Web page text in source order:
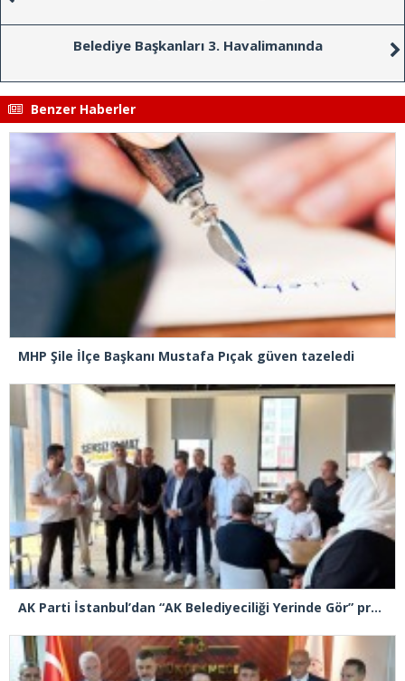
Belediye Başkanları 3. Havalimanında
Benzer Haberler
MHP Şile İlçe Başkanı Mustafa Pıçak güven tazeledi
AK Parti İstanbul’dan “AK Belediyeciliği Yerinde Gör” programı